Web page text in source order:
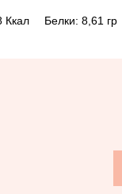
Ккал Белки: 8,61 гр